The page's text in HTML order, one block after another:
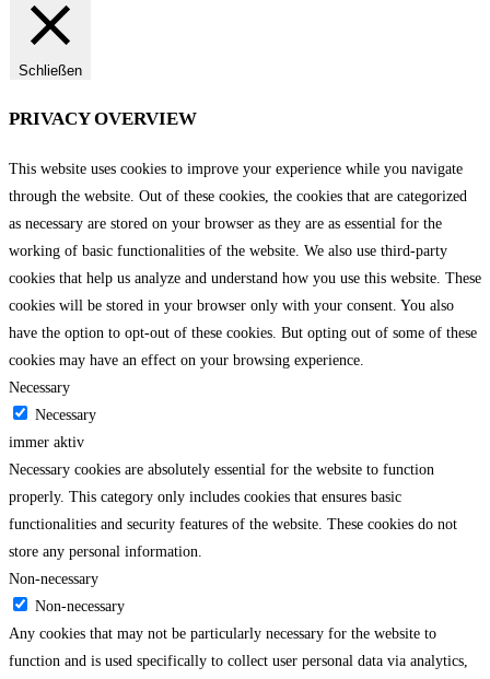
Schließen
PRIVACY OVERVIEW
This website uses cookies to improve your experience while you navigate
through the website. Out of these cookies, the cookies that are categorized
as necessary are stored on your browser as they are as essential for the
working of basic functionalities of the website. We also use third-party
cookies that help us analyze and understand how you use this website. These
cookies will be stored in your browser only with your consent. You also
have the option to opt-out of these cookies. But opting out of some of these
cookies may have an effect on your browsing experience.
Necessary
Necessary
immer aktiv
Necessary cookies are absolutely essential for the website to function
properly. This category only includes cookies that ensures basic
functionalities and security features of the website. These cookies do not
store any personal information.
Non-necessary
Non-necessary
Any cookies that may not be particularly necessary for the website to
function and is used specifically to collect user personal data via analytics,